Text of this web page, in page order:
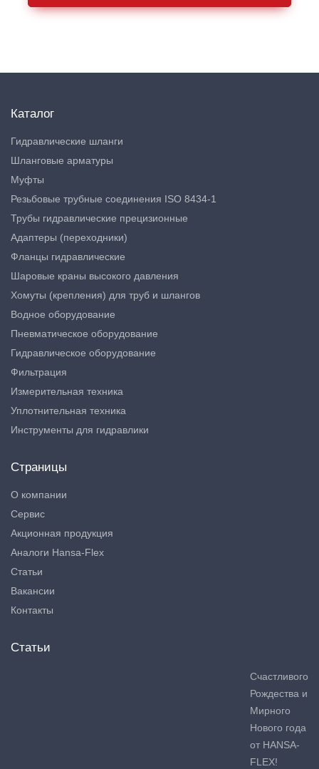
Каталог
Гидравлические шланги
Шланговые арматуры
Муфты
Резьбовые трубные соединения ISO 8434-1
Трубы гидравлические прецизионные
Адаптеры (переходники)
Фланцы гидравлические
Шаровые краны высокого давления
Хомуты (крепления) для труб и шлангов
Водное оборудование
Пневматическое оборудование
Гидравлическое оборудование
Фильтрация
Измерительная техника
Уплотнительная техника
Инструменты для гидравлики
Страницы
О компании
Сервис
Акционная продукция
Аналоги Hansa-Flex
Статьи
Вакансии
Контакты
Статьи
Счастливого
Рождества и
Мирного
Нового года
от HANSA-
FLEX!